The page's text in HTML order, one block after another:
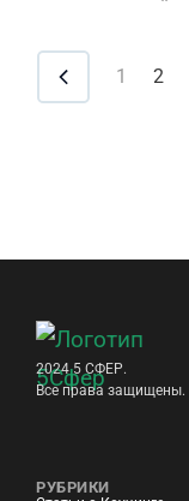
1 2
2024 5 СФЕР.
Все права защищены.
РУБРИКИ